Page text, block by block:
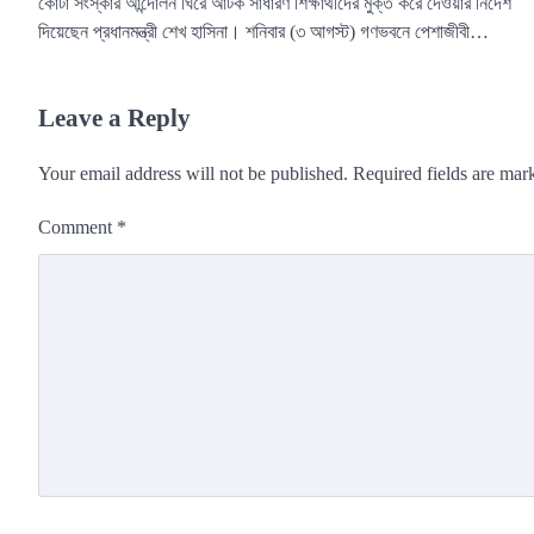
দিয়েছেন প্রধানমন্ত্রী শেখ হাসিনা। শনিবার (৩ আগস্ট) গণভবনে পেশাজীবী…
Leave a Reply
Your email address will not be published. Required fields are
Comment *